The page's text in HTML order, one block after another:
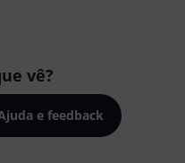
vê?
e feedback